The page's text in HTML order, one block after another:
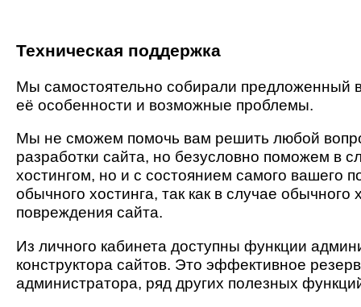
Техническая поддержка
Мы самостоятельно собирали предложенный
её особенности и возможные проблемы.
Мы не сможем помочь вам решить любой
разработки сайта, но безусловно поможем в
хостингом, но и с состоянием самого вашего
обычного хостинга, так как в случае
повреждения сайта.
Из личного кабинета доступны функции
конструктора сайтов. Это эффективное
администратора, ряд других полезных